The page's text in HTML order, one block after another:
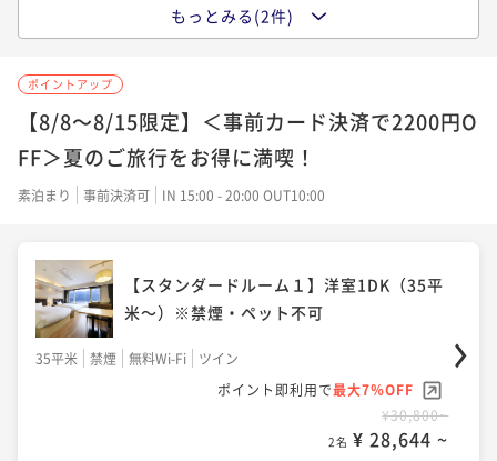
【ペット可・スタンダードルーム２】洋室
55平米 禁煙 無料Wi-Fi
フォース
ポイント即利用で
【ペット可・グランドルーム】和洋洋室3L
DK（100平米～）※禁煙
100平米 禁煙 無料Wi-Fi
和洋室（ツイン）
ポイント即利用で最大7％OFF
¥28,710~
2名 ¥ 26,700 ~
もっとみる(2件)
ポイントアップ
【8/8～8/15限定】＜事前カード決済で2200円O
FF＞夏のご旅行をお得に満喫！
素泊まり 事前決済可 IN 15:00 - 20:00 OUT10:00
【スタンダードルーム１】洋室1DK（35平
米～）※禁煙・ペット不可
35平米 禁煙 無料Wi-Fi
ツイン
ポイント即利用で最大7％OFF
¥30,800~
2名 ¥ 28,644 ~